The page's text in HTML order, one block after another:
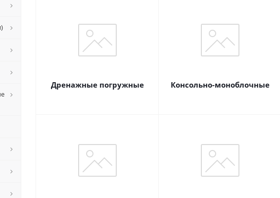
Дренажные погружные Консольно-моноблочные